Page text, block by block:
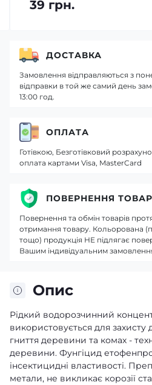
39 грн.
Опис
Рідкий водорозчинний
використовується для захисту
гниття деревини та комах -
деревини. Фунгіцид
інсектицидні властивості.
метали, не викликає корозії
ДОСТАВКА
Замовлення відправляються з
відправки в той же самий день
13:00 год.
ОПЛАТА
Готівкою, Безготівковий
оплата картами Visa, MasterCard
ПОВЕРНЕННЯ
Повернення та обмін товарів
отримання товару. Кольорована
тощо) продукція НЕ підлягає
Вашим індивідуальним